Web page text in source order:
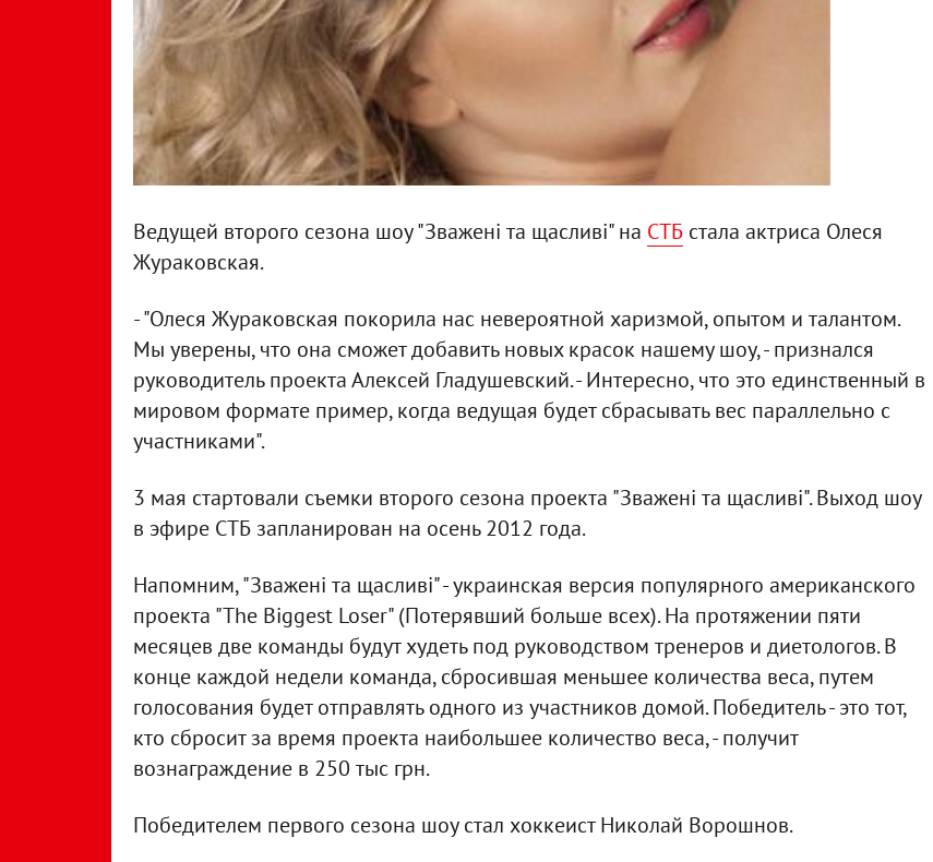
Ведущей второго сезона шоу "Зважені та щасливі" на СТБ стала актриса Олеся
Жураковская.
- "Олеся Жураковская покорила нас невероятной харизмой, опытом и талантом.
Мы уверены, что она сможет добавить новых красок нашему шоу, - признался
руководитель проекта Алексей Гладушевский. - Интересно, что это единственный в
мировом формате пример, когда ведущая будет сбрасывать вес параллельно с
участниками".
3 мая стартовали съемки второго сезона проекта "Зважені та щасливі". Выход шоу
в эфире СТБ запланирован на осень 2012 года.
Напомним, "Зважені та щасливі" - украинская версия популярного американского
проекта "The Biggest Loser" (Потерявший больше всех). На протяжении пяти
месяцев две команды будут худеть под руководством тренеров и диетологов. В
конце каждой недели команда, сбросившая меньшее количества веса, путем
голосования будет отправлять одного из участников домой. Победитель - это тот,
кто сбросит за время проекта наибольшее количество веса, - получит
вознаграждение в 250 тыс грн.
Победителем первого сезона шоу стал хоккеист Николай Ворошнов.